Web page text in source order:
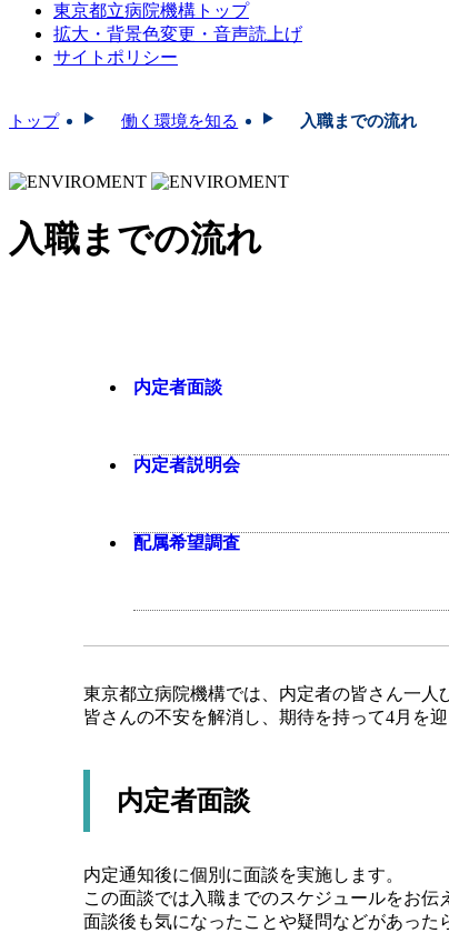
東京都立病院機構トップ
拡大・背景色変更・音声読上げ
サイトポリシー
トップ 働く環境を知る 入職までの流れ
入職までの流れ
内定者面談
内定者説明会
配属希望調査
東京都立病院機構では、内定者の皆さん一人
皆さんの不安を解消し、期待を持って4月を
内定者面談
内定通知後に個別に面談を実施します。
この面談では入職までのスケジュールをお伝
面談後も気になったことや疑問などがあった